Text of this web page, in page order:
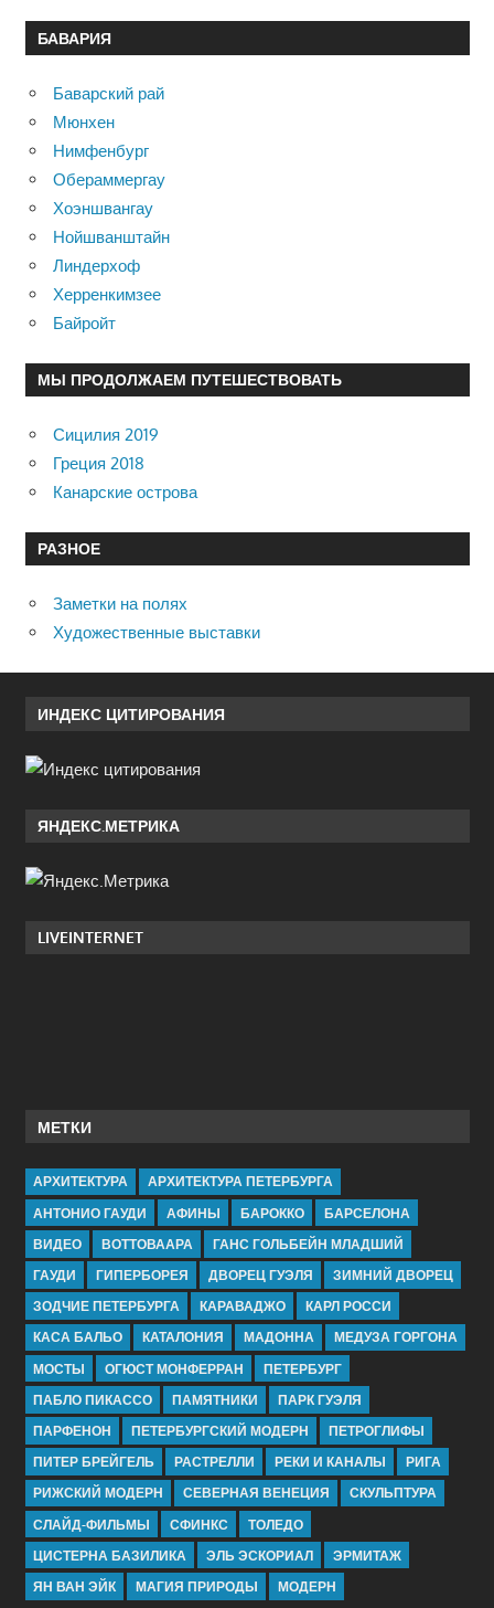
БАВАРИЯ
Баварский рай
Мюнхен
Нимфенбург
Обераммергау
Хоэншвангау
Нойшванштайн
Линдерхоф
Херренкимзее
Байройт
МЫ ПРОДОЛЖАЕМ ПУТЕШЕСТВОВАТЬ
Сицилия 2019
Греция 2018
Канарские острова
РАЗНОЕ
Заметки на полях
Художественные выставки
ИНДЕКС ЦИТИРОВАНИЯ
ЯНДЕКС.МЕТРИКА
LIVEINTERNET
МЕТКИ
АРХИТЕКТУРА
АРХИТЕКТУРА ПЕТЕРБУРГА
АНТОНИО ГАУДИ
АФИНЫ БАРОККО
БАРСЕЛОНА
ВИДЕО
ВОТТОВААРА
ГАНС ГОЛЬБЕЙН МЛАДШИЙ
ГАУДИ
ГИПЕРБОРЕЯ ДВОРЕЦ ГУЭЛЯ
ЗИМНИЙ ДВОРЕЦ
ЗОДЧИЕ ПЕТЕРБУРГА
КАРАВАДЖО
КАРЛ РОССИ
КАСА БАЛЬО
КАТАЛОНИЯ МАДОННА
МЕДУЗА ГОРГОНА
МОСТЫ
ОГЮСТ МОНФЕРРАН
ПЕТЕРБУРГ
ПАБЛО ПИКАССО
ПАМЯТНИКИ
ПАРК ГУЭЛЯ
ПАРФЕНОН
ПЕТЕРБУРГСКИЙ МОДЕРН
ПЕТРОГЛИФЫ
ПИТЕР БРЕЙГЕЛЬ
РАСТРЕЛЛИ РЕКИ И КАНАЛЫ
РИГА
РИЖСКИЙ МОДЕРН
СЕВЕРНАЯ ВЕНЕЦИЯ
СКУЛЬПТУРА
СЛАЙД-ФИЛЬМЫ
СФИНКС
ТОЛЕДО
ЦИСТЕРНА БАЗИЛИКА
ЭЛЬ ЭСКОРИАЛ
ЭРМИТАЖ
ЯН ВАН ЭЙК
МАГИЯ ПРИРОДЫ МОДЕРН